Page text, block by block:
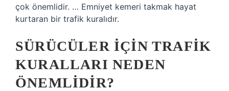
çok önemlidir. … Emniyet kemeri takmak hayat
kurtaran bir trafik kuralıdır.
SÜRÜCÜLER IÇIN TRAFIK
KURALLARI NEDEN
ÖNEMLIDIR?